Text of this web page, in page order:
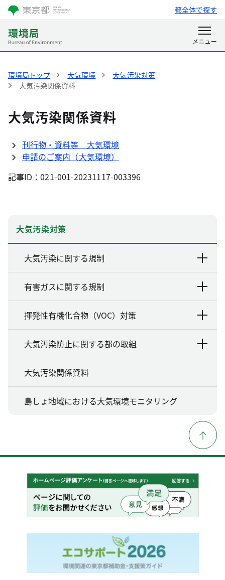
都全体で探す
環境局トップ 大気環境
大気汚染対策
大気汚染関係資料
大気汚染関係資料
刊行物・資料等 大気環境
申請のご案内（大気環境）
記事ID：021-001-20231117-003396
大気汚染対策
大気汚染に関する規制
有害ガスに関する規制
揮発性有機化合物（VOC）対策
大気汚染防止に関する都の取組
大気汚染関係資料
島しょ地域における大気環境モニタリング